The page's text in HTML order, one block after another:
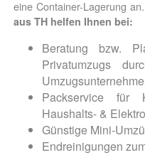
eine Container-Lagerung
aus TH helfen Ihnen bei:
Beratung bzw.
Privatumzugs
Packservice für
Haushalts- &
Günstige Mini-
Endreinigungen